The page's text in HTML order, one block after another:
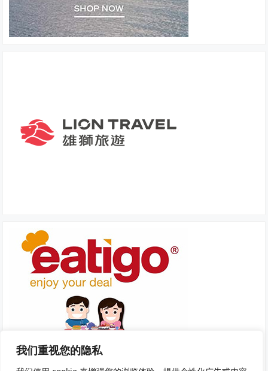
我们重视您的隐私